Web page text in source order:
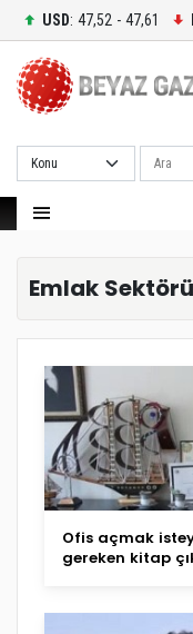
USD: 47,52 - 47,61
Ara
Emlak
Ofis açmak
gereken kitap